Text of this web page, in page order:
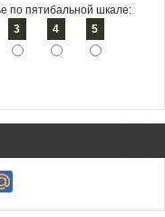
по пятибальной шкале:
3 4 5